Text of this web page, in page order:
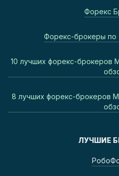
Форекс
Форекс-брокеры по
10 лучших форекс-брокеров
8 лучших форекс-брокеров
ЛУЧШИЕ